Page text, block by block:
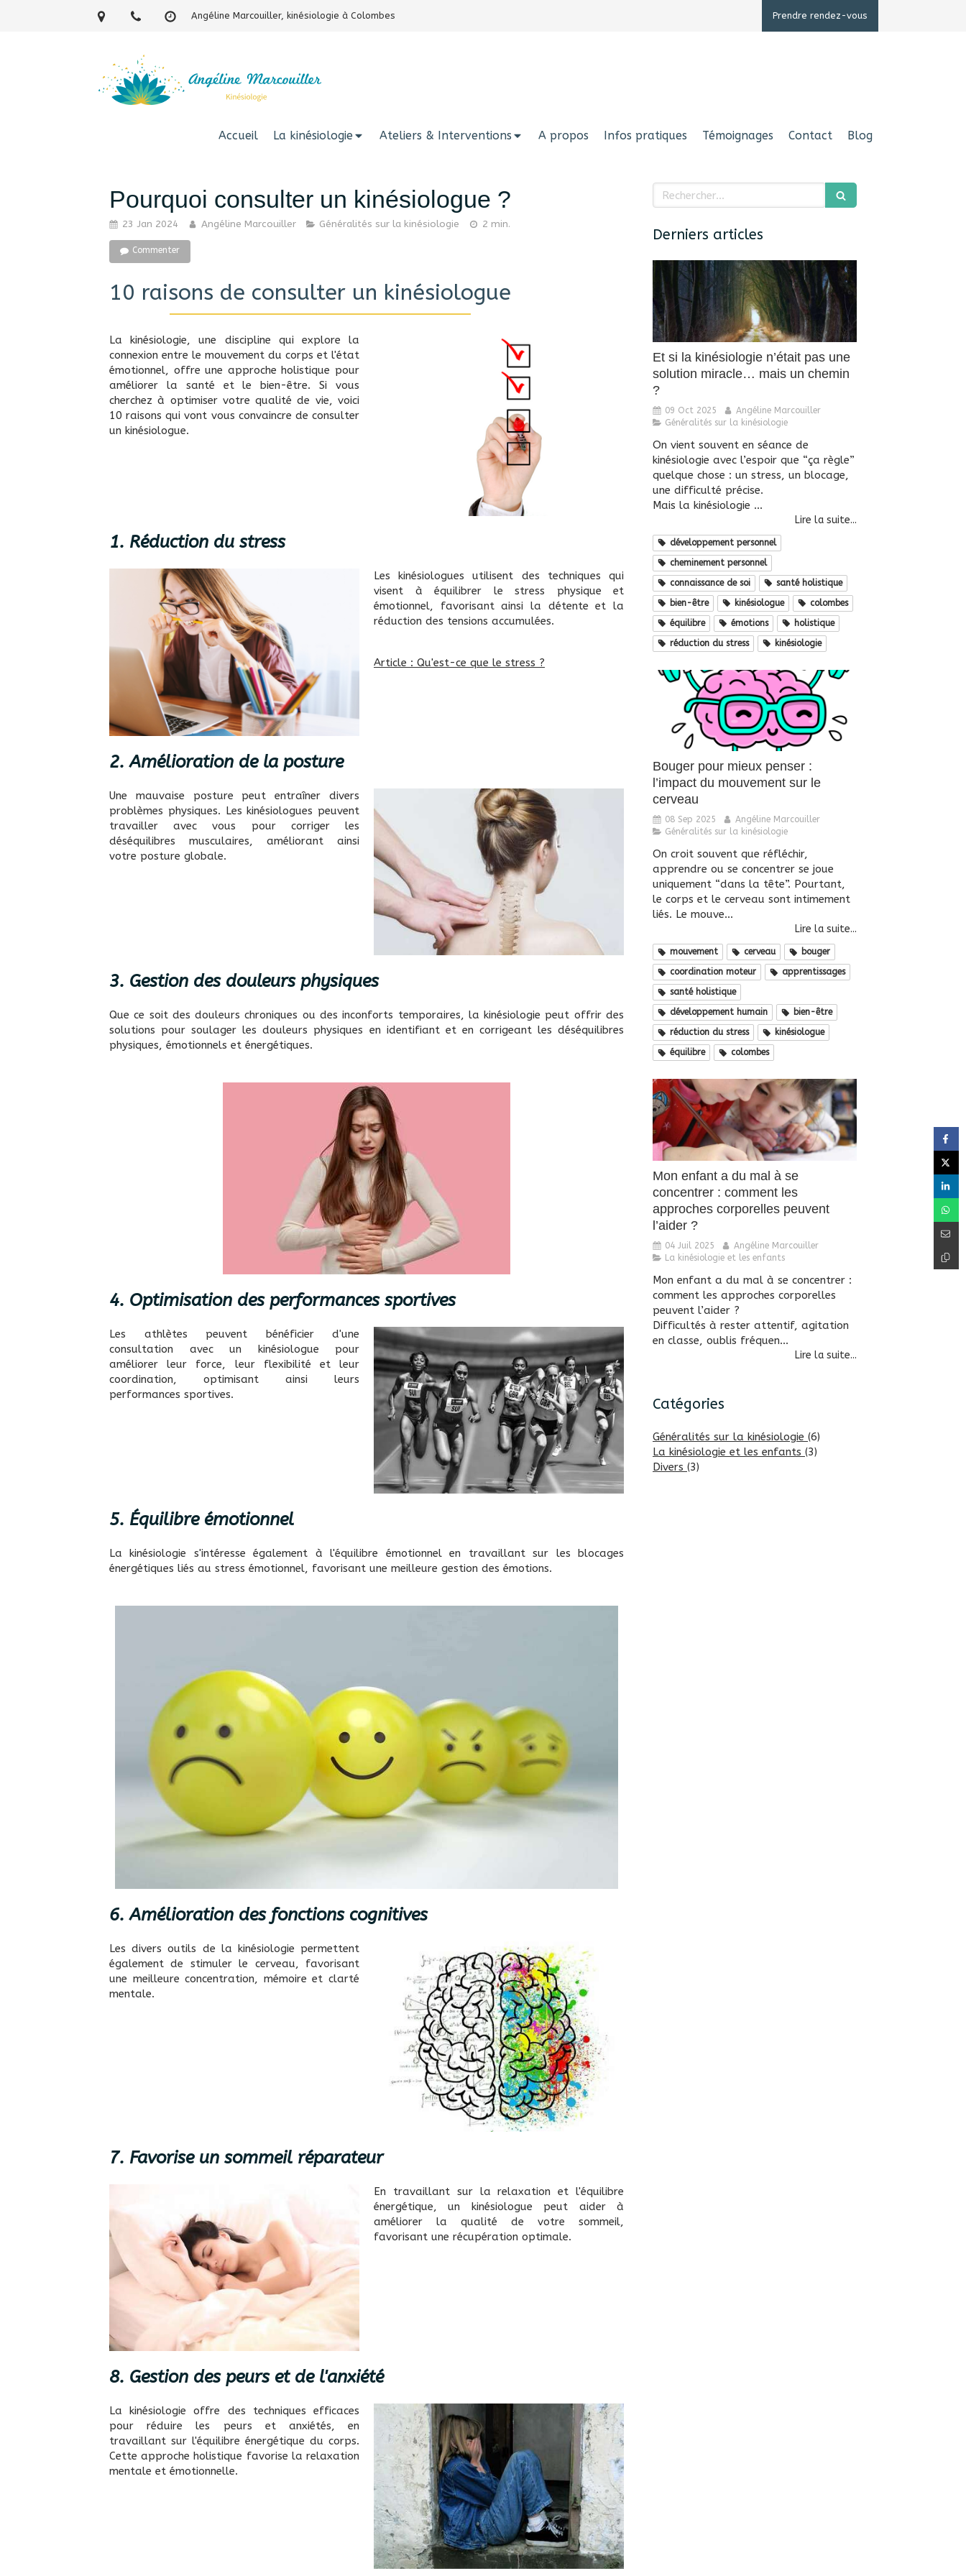
Angéline Marcouiller, kinésiologie à Colombes Prendre rendez-vous
Accueil La kinésiologie Ateliers & Interventions A propos Infos pratiques Témoignages Contact Blog
Pourquoi consulter un kinésiologue ?
23 Jan 2024 Angéline Marcouiller Généralités sur la kinésiologie 2 min.
Commenter
10 raisons de consulter un kinésiologue
La kinésiologie, une discipline qui explore la
connexion entre le mouvement du corps et l'état
émotionnel, offre une approche holistique pour
améliorer la santé et le bien-être. Si vous
cherchez à optimiser votre qualité de vie, voici
10 raisons qui vont vous convaincre de consulter
un kinésiologue.
1. Réduction du stress
Les kinésiologues utilisent des techniques qui
visent à équilibrer le stress physique et
émotionnel, favorisant ainsi la détente et la
réduction des tensions accumulées.
Article : Qu'est-ce que le stress ?
2. Amélioration de la posture
Une mauvaise posture peut entraîner divers
problèmes physiques. Les kinésiologues peuvent
travailler avec vous pour corriger les
déséquilibres musculaires, améliorant ainsi
votre posture globale.
3. Gestion des douleurs physiques
Que ce soit des douleurs chroniques ou des inconforts temporaires, la kinésiologie peut offrir des
solutions pour soulager les douleurs physiques en identifiant et en corrigeant les déséquilibres
physiques, émotionnels et énergétiques.
4. Optimisation des performances sportives
Les athlètes peuvent bénéficier d'une
consultation avec un kinésiologue pour
améliorer leur force, leur flexibilité et leur
coordination, optimisant ainsi leurs
performances sportives.
5. Équilibre émotionnel
La kinésiologie s'intéresse également à l'équilibre émotionnel en travaillant sur les blocages
énergétiques liés au stress émotionnel, favorisant une meilleure gestion des émotions.
6. Amélioration des fonctions cognitives
Les divers outils de la kinésiologie permettent
également de stimuler le cerveau, favorisant
une meilleure concentration, mémoire et clarté
mentale.
7. Favorise un sommeil réparateur
En travaillant sur la relaxation et l'équilibre
énergétique, un kinésiologue peut aider à
améliorer la qualité de votre sommeil,
favorisant une récupération optimale.
8. Gestion des peurs et de l'anxiété
La kinésiologie offre des techniques efficaces
pour réduire les peurs et anxiétés, en
travaillant sur l'équilibre énergétique du corps.
Cette approche holistique favorise la relaxation
mentale et émotionnelle.
Rechercher
Derniers articles
Et si la kinésiologie n’était pas une
solution miracle… mais un chemin
?
09 Oct 2025
Angéline Marcouiller
Généralités sur la kinésiologie
On vient souvent en séance de
kinésiologie avec l’espoir que “ça règle”
quelque chose : un stress, un blocage,
une difficulté précise.
Mais la kinésiologie ...
Lire la suite...
développement personnel
cheminement personnel
connaissance de soi
santé holistique
bien-être
kinésiologue
colombes
équilibre
émotions
holistique
réduction du stress
kinésiologie
Bouger pour mieux penser :
l’impact du mouvement sur le
cerveau
08 Sep 2025
Angéline Marcouiller
Généralités sur la kinésiologie
On croit souvent que réfléchir,
apprendre ou se concentrer se joue
uniquement “dans la tête”. Pourtant,
le corps et le cerveau sont intimement
liés. Le mouve...
Lire la suite...
mouvement cerveau
bouger
coordination moteur
apprentissages
santé holistique
développement humain
bien-être
réduction du stress
kinésiologue
équilibre
colombes
Mon enfant a du mal à se
concentrer : comment les
approches corporelles peuvent
l’aider ?
04 Juil 2025
Angéline Marcouiller
La kinésiologie et les enfants
Mon enfant a du mal à se concentrer :
comment les approches corporelles
peuvent l’aider ?
Difficultés à rester attentif, agitation
en classe, oublis fréquen...
Lire la suite...
Catégories
Généralités sur la kinésiologie (6)
La kinésiologie et les enfants (3)
Divers (3)